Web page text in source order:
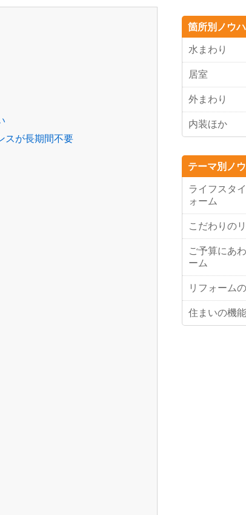
スが長期間不要
箇所別ノウ
水まわり
居室
外まわり
内装ほか
テーマ別ノ
ライフスタ
ォーム
こだわりの
ご予算にあ
ーム
リフォーム
住まいの機